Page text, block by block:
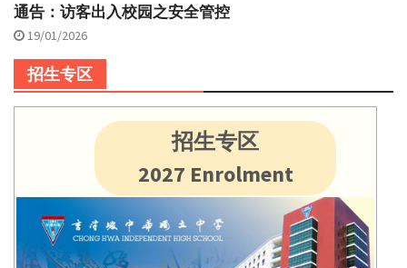
通告：访客出入校园之安全管控
19/01/2026
招生专区
招生专区
2027 Enrolment